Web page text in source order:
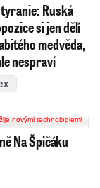
Ruská
si jen dělí
medvěda,
nespraví
Na Špičáku